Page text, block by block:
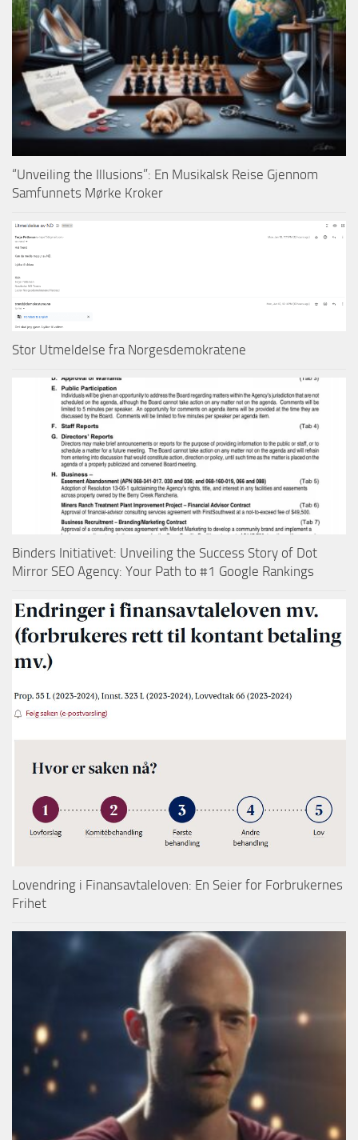
“Unveiling the Illusions”: En Musikalsk Reise Gjennom
Samfunnets Mørke Kroker
Stor Utmeldelse fra Norgesdemokratene
Binders Initiativet: Unveiling the Success Story of Dot
Mirror SEO Agency: Your Path to #1 Google Rankings
Lovendring i Finansavtaleloven: En Seier for Forbrukernes
Frihet